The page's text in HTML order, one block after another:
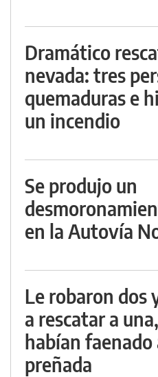
Dramático
nevada: tres
quemaduras e
un incendio
Se produjo un
en la Autovía
Le robaron dos
a rescatar a
habían faenado
preñada